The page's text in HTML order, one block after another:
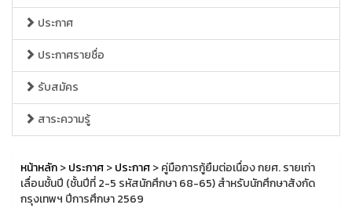
ประกาศ
ประกาศรายชื่อ
รับสมัคร
สาระความรู้
หน้าหลัก>ประกาศ>ประกาศ> คู่มือการกู้ยืมต่อเนื่อง กยศ. รายเก่า
เลื่อนชั้นปี (ชั้นปีที่ 2-5 รหัสนักศึกษา 68-65) สำหรับนักศึกษาสังกัด
กรุงเทพฯ ปีการศึกษา 2569